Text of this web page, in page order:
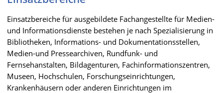
Einsatzbereiche für ausgebildete Fachangestellte für Medien-
und Informationsdienste bestehen je nach Spezialisierung in
Bibliotheken, Informations- und Dokumentationsstellen,
Medien-und Pressearchiven, Rundfunk- und
Fernsehanstalten, Bildagenturen, Fachinformationszentren,
Museen, Hochschulen, Forschungseinrichtungen,
Krankenhäusern oder anderen Einrichtungen im